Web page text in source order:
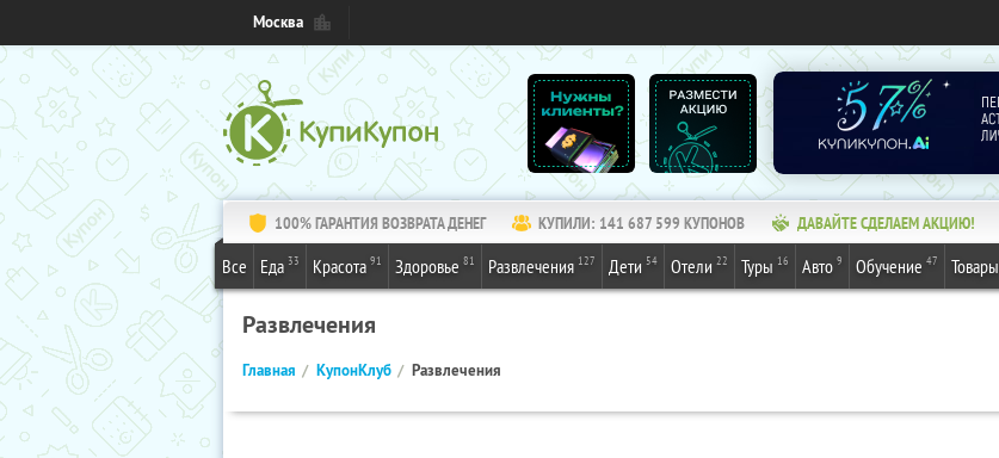
Москва
100% ГАРАНТИЯ ВОЗВРАТА ДЕНЕГ КУПИЛИ: 141 687 599 КУПОНОВ ДАВАЙТЕ СДЕЛАЕМ АКЦИЮ!
Все Еда 33 Красота 91 Здоровье 81 Развлечения 127 Дети 54 Отели 22 Туры 16 Авто 9 Обучение 47 Товары
Развлечения
Главная КупонКлуб Развлечения